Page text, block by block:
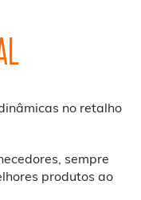
no retalho
sempre
produtos ao